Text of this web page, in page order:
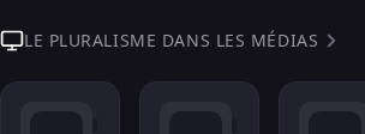
LE PLURALISME DANS LES MÉDIAS